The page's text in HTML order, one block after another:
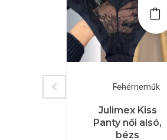
Fehérneműk
Julimex Kiss
Panty női alsó,
bézs